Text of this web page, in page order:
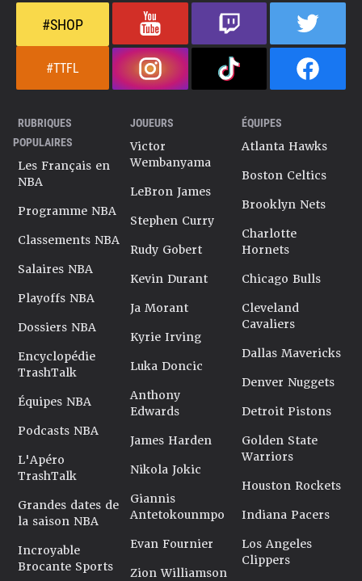
#SHOP
#TTFL
RUBRIQUES
POPULAIRES
Les Français en
NBA
Programme NBA
Classements NBA
Salaires NBA
Playoffs NBA
Dossiers NBA
Encyclopédie
TrashTalk
Équipes NBA
Podcasts NBA
L'Apéro
TrashTalk
Grandes dates de
la saison NBA
Incroyable
Brocante Sports
JOUEURS
Victor
Wembanyama
LeBron James
Stephen Curry
Rudy Gobert
Kevin Durant
Ja Morant
Kyrie Irving
Luka Doncic
Anthony
Edwards
James Harden
Nikola Jokic
Giannis
Antetokounmpo
Evan Fournier
Zion Williamson
ÉQUIPES
Atlanta Hawks
Boston Celtics
Brooklyn Nets
Charlotte
Hornets
Chicago Bulls
Cleveland
Cavaliers
Dallas Mavericks
Denver Nuggets
Detroit Pistons
Golden State
Warriors
Houston Rockets
Indiana Pacers
Los Angeles
Clippers